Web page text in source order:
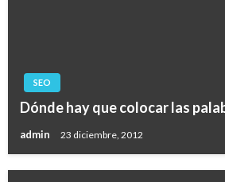
SEO
Dónde hay que colocar las
admin 23 diciembre, 2012